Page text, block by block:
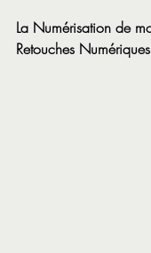
La Numérisation de
Retouches Numériques